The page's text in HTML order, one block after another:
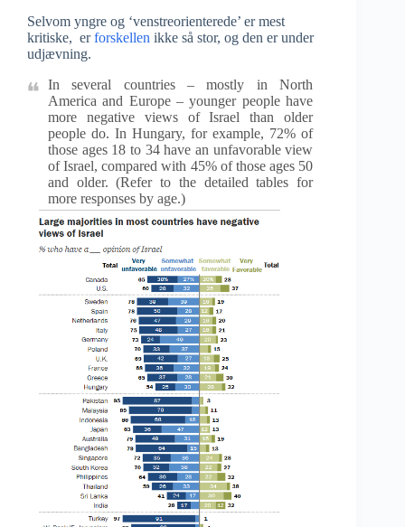
Selvom yngre og ‘venstreorienterede’ er mest
kritiske, erforskellen ikke så stor, og den er under
udjævning.
In several countries – mostly in North
America and Europe – younger people have
more negative views of Israel than older
people do. In Hungary, for example, 72% of
those ages 18 to 34 have an unfavorable view
of Israel, compared with 45% of those ages 50
and older. (Refer to the detailed tables for
more responses by age.)